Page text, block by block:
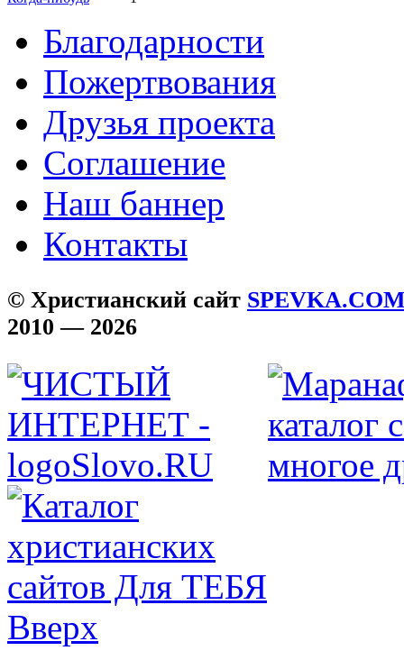
Благодарности
Пожертвования
Друзья проекта
Соглашение
Наш баннер
Контакты
© Христианский сайт
2010 — 2026
Вверх